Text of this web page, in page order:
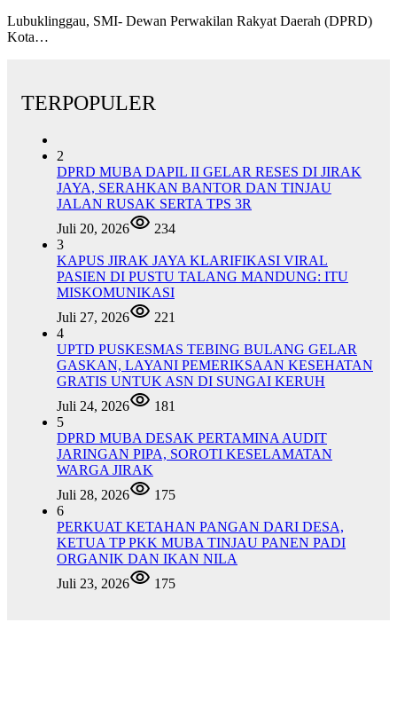
Lubuklinggau, SMI- Dewan Perwakilan Rakyat Daerah (DPRD)
Kota…
TERPOPULER
2
DPRD MUBA DAPIL II GELAR RESES DI JIRAK
JAYA, SERAHKAN BANTOR DAN TINJAU
JALAN RUSAK SERTA TPS 3R
Juli 20, 2026
234
3
KAPUS JIRAK JAYA KLARIFIKASI VIRAL
PASIEN DI PUSTU TALANG MANDUNG: ITU
MISKOMUNIKASI
Juli 27, 2026
221
4
UPTD PUSKESMAS TEBING BULANG GELAR
GASKAN, LAYANI PEMERIKSAAN KESEHATAN
GRATIS UNTUK ASN DI SUNGAI KERUH
Juli 24, 2026
181
5
DPRD MUBA DESAK PERTAMINA AUDIT
JARINGAN PIPA, SOROTI KESELAMATAN
WARGA JIRAK
Juli 28, 2026
175
6
PERKUAT KETAHAN PANGAN DARI DESA,
KETUA TP PKK MUBA TINJAU PANEN PADI
ORGANIK DAN IKAN NILA
Juli 23, 2026
175